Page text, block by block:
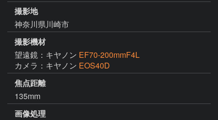
撮影地
神奈川県川崎市
撮影機材
望遠鏡：キヤノン EF70-200mmF4L
カメラ：キヤノン EOS40D
焦点距離
135mm
画像処理